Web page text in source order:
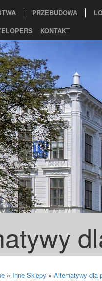
PRZEBUDOWA
KONTAKT
» Inne Sklepy » Alternatywy dla